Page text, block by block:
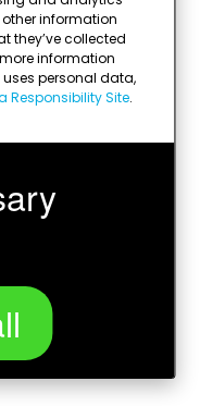
information
they’ve collected
information
personal data,
Responsibility Site.